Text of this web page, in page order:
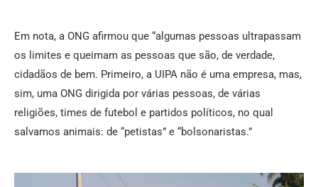
Em nota, a ONG afirmou que “algumas pessoas ultrapassam
os limites e queimam as pessoas que são, de verdade,
cidadãos de bem. Primeiro, a UIPA não é uma empresa, mas,
sim, uma ONG dirigida por várias pessoas, de várias
religiões, times de futebol e partidos políticos, no qual
salvamos animais: de “petistas” e “bolsonaristas.”